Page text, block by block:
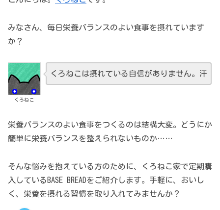
みなさん、毎日栄養バランスのよい食事を摂れています
か？
くろねこ
くろねこは摂れている自信がありません。汗
栄養バランスのよい食事をつくるのは結構大変。どうにか
簡単に栄養バランスを整えられないものか……
そんな悩みを抱えている方のために、くろねこ家で定期購
入しているBASE BREADをご紹介します。手軽に、おいし
く、栄養を摂れる習慣を取り入れてみませんか？